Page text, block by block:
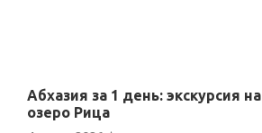
Абхазия за 1 день: экскурсия на
озеро Рица